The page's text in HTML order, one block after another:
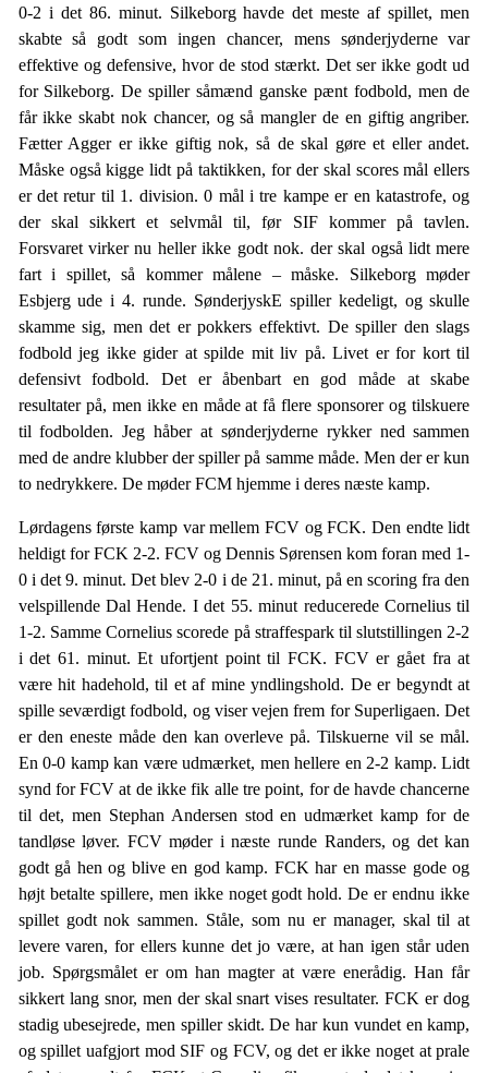
0-2 i det 86. minut. Silkeborg havde det meste af spillet, men
skabte så godt som ingen chancer, mens sønderjyderne var
effektive og defensive, hvor de stod stærkt. Det ser ikke godt ud
for Silkeborg. De spiller såmænd ganske pænt fodbold, men de
får ikke skabt nok chancer, og så mangler de en giftig angriber.
Fætter Agger er ikke giftig nok, så de skal gøre et eller andet.
Måske også kigge lidt på taktikken, for der skal scores mål ellers
er det retur til 1. division. 0 mål i tre kampe er en katastrofe, og
der skal sikkert et selvmål til, før SIF kommer på tavlen.
Forsvaret virker nu heller ikke godt nok. der skal også lidt mere
fart i spillet, så kommer målene – måske. Silkeborg møder
Esbjerg ude i 4. runde. SønderjyskE spiller kedeligt, og skulle
skamme sig, men det er pokkers effektivt. De spiller den slags
fodbold jeg ikke gider at spilde mit liv på. Livet er for kort til
defensivt fodbold. Det er åbenbart en god måde at skabe
resultater på, men ikke en måde at få flere sponsorer og tilskuere
til fodbolden. Jeg håber at sønderjyderne rykker ned sammen
med de andre klubber der spiller på samme måde. Men der er kun
to nedrykkere. De møder FCM hjemme i deres næste kamp.
Lørdagens første kamp var mellem FCV og FCK. Den endte lidt
heldigt for FCK 2-2. FCV og Dennis Sørensen kom foran med 1-
0 i det 9. minut. Det blev 2-0 i de 21. minut, på en scoring fra den
velspillende Dal Hende. I det 55. minut reducerede Cornelius til
1-2. Samme Cornelius scorede på straffespark til slutstillingen 2-2
i det 61. minut. Et ufortjent point til FCK. FCV er gået fra at
være hit hadehold, til et af mine yndlingshold. De er begyndt at
spille seværdigt fodbold, og viser vejen frem for Superligaen. Det
er den eneste måde den kan overleve på. Tilskuerne vil se mål.
En 0-0 kamp kan være udmærket, men hellere en 2-2 kamp. Lidt
synd for FCV at de ikke fik alle tre point, for de havde chancerne
til det, men Stephan Andersen stod en udmærket kamp for de
tandløse løver. FCV møder i næste runde Randers, og det kan
godt gå hen og blive en god kamp. FCK har en masse gode og
højt betalte spillere, men ikke noget godt hold. De er endnu ikke
spillet godt nok sammen. Ståle, som nu er manager, skal til at
levere varen, for ellers kunne det jo være, at han igen står uden
job. Spørgsmålet er om han magter at være enerådig. Han får
sikkert lang snor, men der skal snart vises resultater. FCK er dog
stadig ubesejrede, men spiller skidt. De har kun vundet en kamp,
og spillet uafgjort mod SIF og FCV, og det er ikke noget at prale